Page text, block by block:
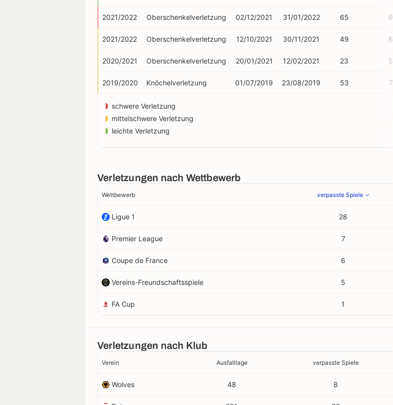
2021/2022 Oberschenkelverletzung 02/12/2021 31/01/2022 65 9
2021/2022 Oberschenkelverletzung 12/10/2021 30/11/2021 49 6
2020/2021 Oberschenkelverletzung 20/01/2021 12/02/2021 23 5
2019/2020 Knöchelverletzung 01/07/2019 23/08/2019 53 7
schwere Verletzung
mittelschwere Verletzung
leichte Verletzung
Verletzungen nach Wettbewerb
Wettbewerb verpasste Spiele
Ligue 1 28
Premier League 7
Coupe de France 6
Vereins-Freundschaftsspiele 5
FA Cup 1
Verletzungen nach Klub
Verein Ausfalltage verpasste Spiele
Wolves 48 8